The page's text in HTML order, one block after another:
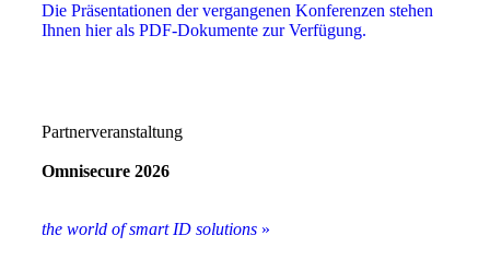
Die Präsentationen der vergangenen Konferenzen stehen
Ihnen hier als PDF-Dokumente zur Verfügung.
Partnerveranstaltung
Omnisecure 2026
the world of smart ID solutions »